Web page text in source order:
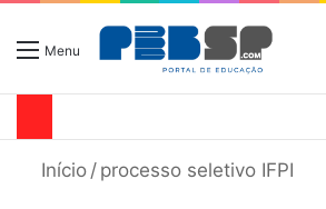
Menu
Início / processo seletivo IFPI